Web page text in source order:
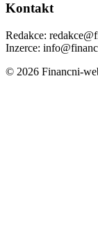
Kontakt
Redakce:
Inzerce:
© 2026 Financni-